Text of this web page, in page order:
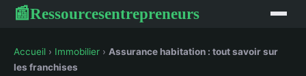
📰Ressourcesentrepreneurs
Accueil › Immobilier › Assurance habitation : tout savoir sur
les franchises